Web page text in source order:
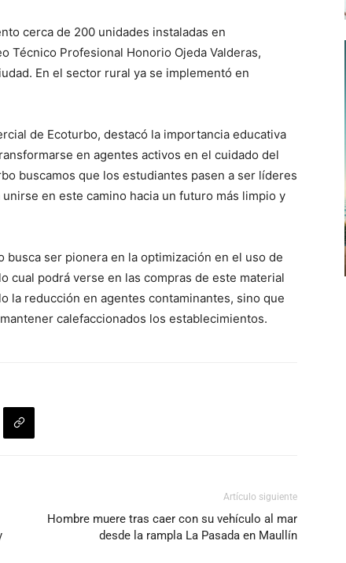
cerca de 200 unidades instaladas en
Técnico Profesional Honorio Ojeda Valderas,
En el sector rural ya se implementó en
de Ecoturbo, destacó la importancia educativa
en agentes activos en el cuidado del
buscamos que los estudiantes pasen a ser líderes
en este camino hacia un futuro más limpio y
busca ser pionera en la optimización en el uso de
cual podrá verse en las compras de este material
la reducción en agentes contaminantes, sino que
calefaccionados los establecimientos.
Artículo siguiente
Hombre muere tras caer con su vehículo al mar
desde la rampla La Pasada en Maullín